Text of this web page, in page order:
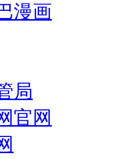
漫画
局
官网